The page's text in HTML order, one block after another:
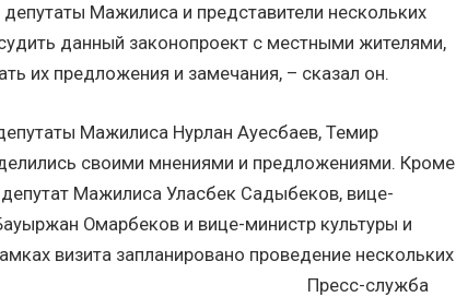
Мажилиса и представители нескольких
данный законопроект с местными жителями,
их предложения и замечания, – сказал он.
Мажилиса Нурлан Ауесбаев, Темир
своими мнениями и предложениями. Кроме
Мажилиса Уласбек Садыбеков, вице-
Омарбеков и вице-министр культуры и
визита запланировано проведение нескольких
Пресс-служба